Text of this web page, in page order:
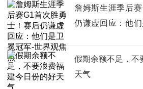
詹姆斯生涯季后
仍谦虚回应：他
假期余额不足，不
天气